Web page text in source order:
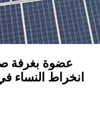
عضوة بغرفة
انخراط النساء